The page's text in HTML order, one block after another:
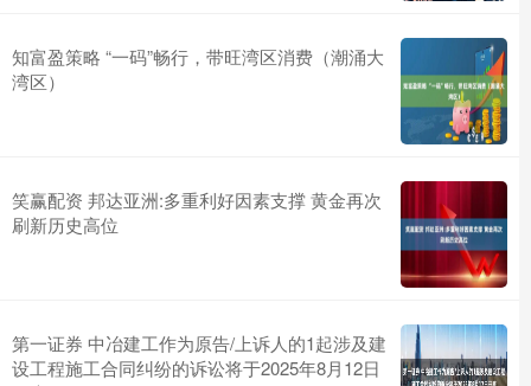
知富盈策略 “一码”畅行，带旺湾区消费（潮涌大
湾区）
笑赢配资 邦达亚洲:多重利好因素支撑 黄金再次
刷新历史高位
第一证券 中冶建工作为原告/上诉人的1起涉及建
设工程施工合同纠纷的诉讼将于2025年8月12日